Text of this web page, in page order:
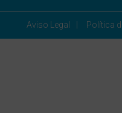
Aviso Legal Política